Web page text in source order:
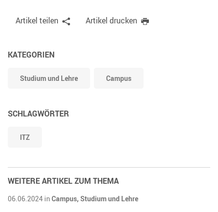
Artikel teilen Artikel drucken
KATEGORIEN
Studium und Lehre Campus
SCHLAGWÖRTER
ITZ
WEITERE ARTIKEL ZUM THEMA
06.06.2024 in Campus, Studium und Lehre